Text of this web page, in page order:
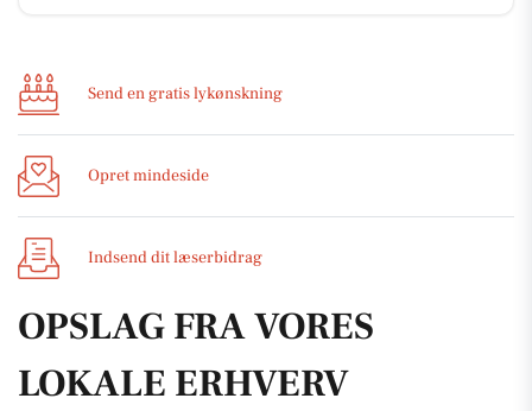
Send en gratis lykønskning
Opret mindeside
Indsend dit læserbidrag
OPSLAG FRA VORES
LOKALE ERHVERV